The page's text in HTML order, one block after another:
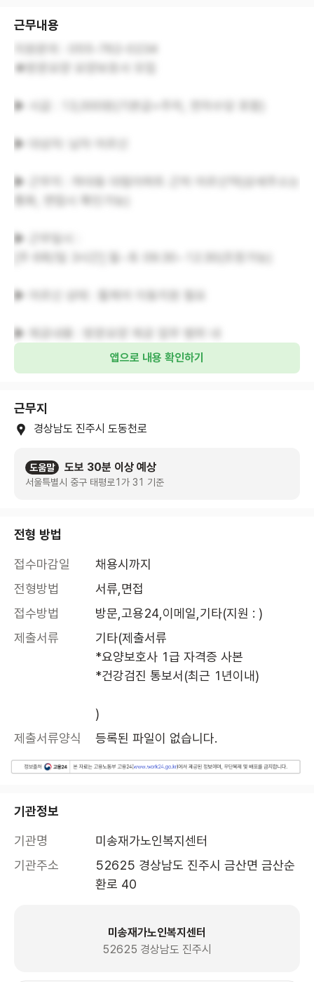
근무내용
★방문요양 요양보호사 모집
▶ 시급 : 13,000원(기본급+주차, 연차수당 포함)
▶ 대상자: 남자 어르신
▶ 근무지 : 하대동 대림아파트 근처 어르신댁(상세주소는
▶ 근무일시 :
▶ 어르신 상태 : 휠체어 이동지원 필요
▶ 제공내용 : 방문요양 제공 업무 범위 내
앱으로 내용 확인하기
근무지
경상남도 진주시 도동천로
도움말 도보 30분 이상 예상
서울특별시 중구 태평로1가 31 기준
전형 방법
접수마감일
채용시까지
전형방법
서류,면접
접수방법
방문,고용24,이메일,기타(지원 : )
제출서류
기타(제출서류
*요양보호사 1급 자격증 사본
*건강검진 통보서(최근 1년이내)
)
제출서류양식
등록된 파일이 없습니다.
기관정보
기관명
미송재가노인복지센터
기관주소
52625 경상남도 진주시 금산면 금산순
환로 40
미송재가노인복지센터
52625 경상남도 진주시